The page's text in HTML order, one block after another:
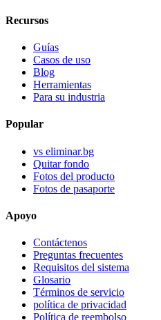
Recursos
Guías
Casos de uso
Blog
Herramientas
Para su industria
Popular
vs eliminar.bg
Quitar fondo
Fotos del producto
Fotos de pasaporte
Apoyo
Contáctenos
Preguntas frecuentes
Requisitos del sistema
Glosario
Términos de servicio
política de privacidad
Política de reembolso